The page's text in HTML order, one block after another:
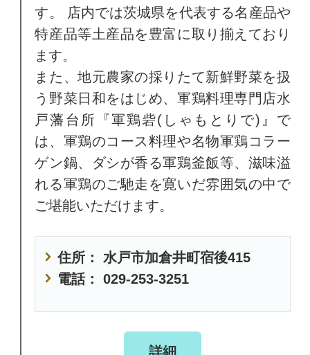
す。 店内では茨城県を代表する名産品や
特産品等土産品を豊富に取り揃えており
ます。
また、地元農家の採りたて新鮮野菜を扱
う野菜日和をはじめ、軍鶏料理専門店水
戸藩台所『軍鶏砦(しゃもとりで)』で
は、軍鶏のコース料理や名物軍鶏コラー
ゲン鍋、ダシが香る軍鶏釜飯等、滋味溢
れる軍鶏のご馳走を寛いだ雰囲気の中で
ご堪能いただけます。
住所： 水戸市加倉井町宿後415
電話： 029-253-3251
詳細